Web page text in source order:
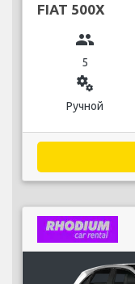
FIAT 500X
group
5
miscellaneous_services
Ручной